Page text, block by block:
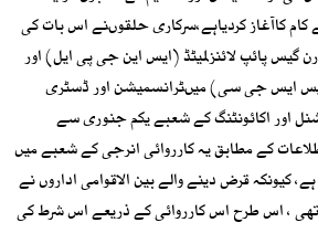
کاآغاز کردیاہے،سرکاری حلقوںنے اس بات کی
گیس پائپ لائنزلمیٹڈ (ایس این جی پی ایل) اور
ایس جی سی) میںٹرانسمیشن اور ڈسٹری
اور اکائونٹنگ کے شعبے یکم جنوری سے
کے مطابق یہ کارروائی انرجی کے شعبے میں
کیونکہ قرض دینے والے بین الاقوامی اداروں نے
، اس طرح اس کارروائی کے ذریعے اس شرط کی